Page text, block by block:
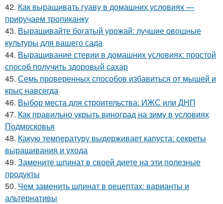
42. Как выращивать гуаву в домашних условиях —
приручаем тропиканку
43. Выращивайте богатый урожай: лучшие овощные
культуры для вашего сада
44. Выращивание стевии в домашних условиях: простой
способ получить здоровый сахар
45. Семь проверенных способов избавиться от мышей и
крыс навсегда
46. Выбор места для строительства: ИЖС или ДНП
47. Как правильно укрыть виноград на зиму в условиях
Подмосковья
48. Какую температуру выдерживает капуста: секреты
выращивания и ухода
49. Замените шпинат в своей диете на эти полезные
продукты
50. Чем заменить шпинат в рецептах: варианты и
альтернативы